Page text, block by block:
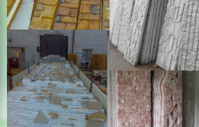
Цемент, оптовая цена
Выезд на замеры
Оформление заказа
Установка еврозаборов